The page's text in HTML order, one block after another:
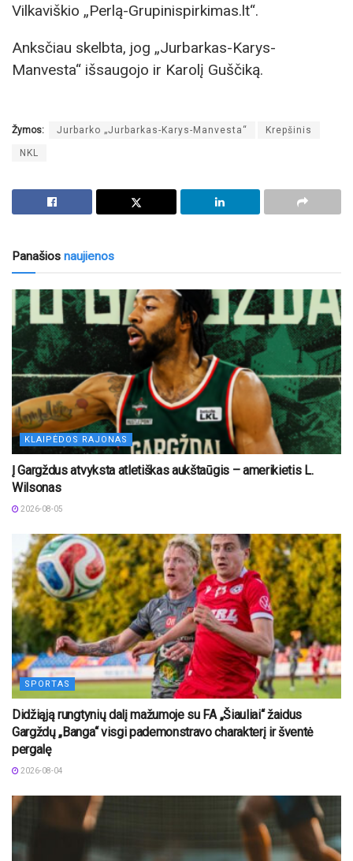
Vilkaviškio „Perlą-Grupinispirkimas.lt“.
Anksčiau skelbta, jog „Jurbarkas-Karys-
Manvesta“ išsaugojo ir Karolį Guščiką.
Žymos: Jurbarko „Jurbarkas-Karys-Manvesta“ Krepšinis
NKL
Panašios naujienos
KLAIPĖDOS RAJONAS
Į Gargždus atvyksta atletiškas aukštaūgis – amerikietis L.
Wilsonas
2026-08-05
SPORTAS
Didžiąją rungtynių dalį mažumoje su FA „Šiauliai“ žaidus
Gargždų „Banga“ visgi pademonstravo charakterį ir šventė
pergalę
2026-08-04